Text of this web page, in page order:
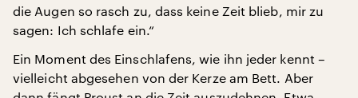
die Augen so rasch zu, dass keine Zeit blieb, mir zu
sagen: Ich schlafe ein.“
Ein Moment des Einschlafens, wie ihn jeder kennt –
vielleicht abgesehen von der Kerze am Bett. Aber